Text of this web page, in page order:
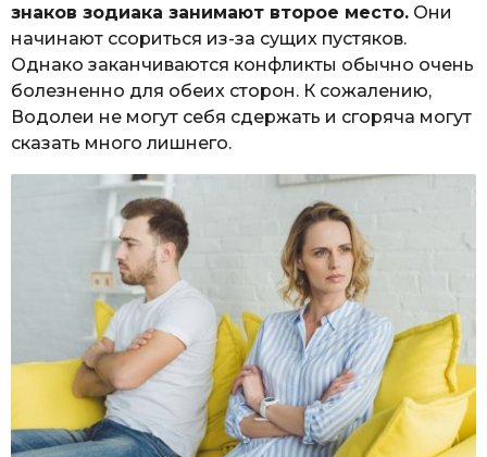
знаков зодиака занимают второе место. Они
начинают ссориться из-за сущих пустяков.
Однако заканчиваются конфликты обычно очень
болезненно для обеих сторон. К сожалению,
Водолеи не могут себя сдержать и сгоряча могут
сказать много лишнего.